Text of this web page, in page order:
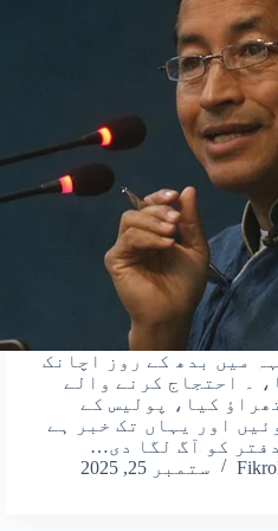
میں بدھ کے روز اچانک
۔ احتجاج کرنے والے
کیا، پولیس کے
اور یہاں تک خبر ہے
کو آگ لگا دی…
ستمبر 25, 2025